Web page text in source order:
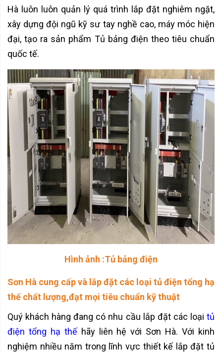
Hà luôn luôn quản lý quá trình lắp đặt nghiêm ngặt,
xây dựng đội ngũ kỹ sư tay nghề cao, máy móc hiện
đại, tạo ra sản phẩm Tủ bảng điện theo tiêu chuẩn
quốc tế.
Hình ảnh :Tủ bảng điện
Sơn Hà cung cấp và lắp đặt các loại tủ điện tổng hạ
thế chất lượng,đạt mọi tiêu chuẩn kỹ thuật
Quý khách hàng đang có nhu cầu lắp đặt các loại tủ
điện tổng hạ thếhãy liên hệ với Sơn Hà. Với kinh
nghiệm nhiều năm trong lĩnh vực thiết kế lắp đặt tủ